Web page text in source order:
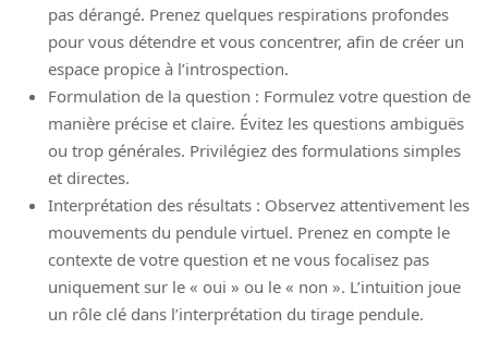
pas dérangé. Prenez quelques respirations profondes
pour vous détendre et vous concentrer, afin de créer un
espace propice à l’introspection.
Formulation de la question : Formulez votre question de
manière précise et claire. Évitez les questions ambiguës
ou trop générales. Privilégiez des formulations simples
et directes.
Interprétation des résultats : Observez attentivement les
mouvements du pendule virtuel. Prenez en compte le
contexte de votre question et ne vous focalisez pas
uniquement sur le « oui » ou le « non ». L’intuition joue
un rôle clé dans l’interprétation du tirage pendule.